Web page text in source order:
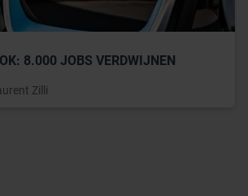
8.000 JOBS VERDWIJNEN
Zilli